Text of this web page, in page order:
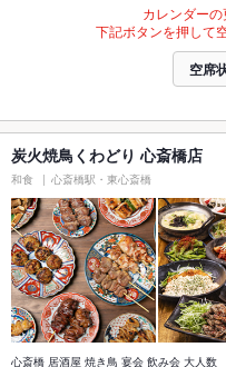
カレンダーの
下記ボタンを押して
空席
炭火焼鳥くわどり 心斎橋店
和食 心斎橋駅・東心斎橋
心斎橋 居酒屋 焼き鳥 宴会 飲み会 大人数